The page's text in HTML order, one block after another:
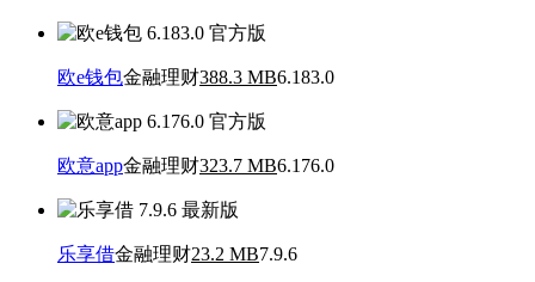
欧e钱包金融理财388.3 MB6.183.0
欧意app金融理财323.7 MB6.176.0
乐享借金融理财23.2 MB7.9.6